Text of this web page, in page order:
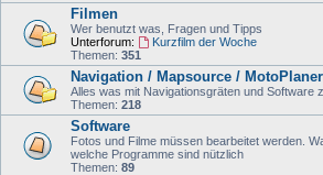
Filmen
Wer benutzt was, Fragen und Tipps
Unterforum:
Kurzfilm der Woche
Themen: 351
Navigation / Mapsource /
Alles was mit Navigationsgräten und Software
Themen: 218
Software
Fotos und Filme müssen bearbeitet werden.
welche Programme sind nützlich
Themen: 89